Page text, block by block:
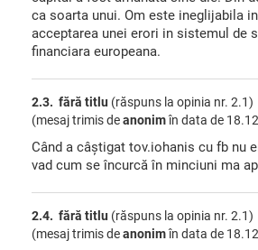
ca soarta unui. Om este ineglijabila
acceptarea unei erori in sistemul de
financiara europeana.
2.3. fără titlu (răspuns la opinia nr. 2.1)
(mesaj trimis deanonimîn data de
Când a câștigat tov.iohanis cu fb nu
vad cum se încurcă în minciuni ma
2.4. fără titlu (răspuns la opinia nr. 2.1)
(mesaj trimis deanonimîn data de